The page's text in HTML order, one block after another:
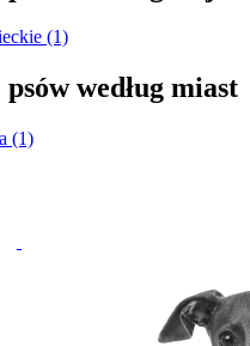
(1)
według miast
(1)